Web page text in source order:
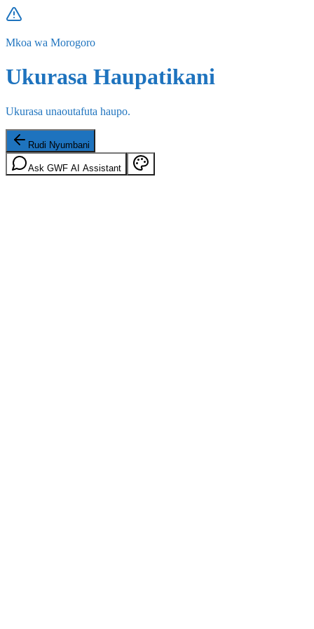
Mkoa wa Morogoro
Ukurasa Haupatikani
Ukurasa unaoutafuta haupo.
Rudi Nyumbani
Ask GWF AI Assistant